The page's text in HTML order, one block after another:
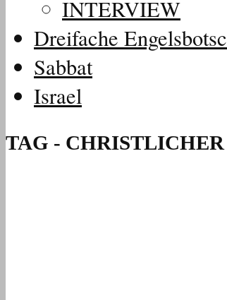
INTERVIEW
Dreifache
Sabbat
Israel
TAG -